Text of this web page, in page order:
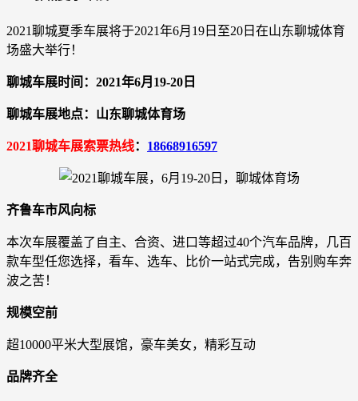
2021聊城夏季车展将于2021年6月19日至20日在山东聊城体育
场盛大举行！
聊城车展时间：2021年6月19-20日
聊城车展地点：山东聊城体育场
2021聊城车展索票热线： 18668916597
齐鲁车市风向标
本次车展覆盖了自主、合资、进口等超过40个汽车品牌，几百
款车型任您选择，看车、选车、比价一站式完成，告别购车奔
波之苦！
规模空前
超10000平米大型展馆，豪车美女，精彩互动
品牌齐全